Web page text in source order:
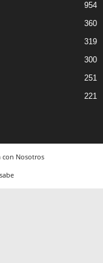
954
360
319
300
251
221
con Nosotros